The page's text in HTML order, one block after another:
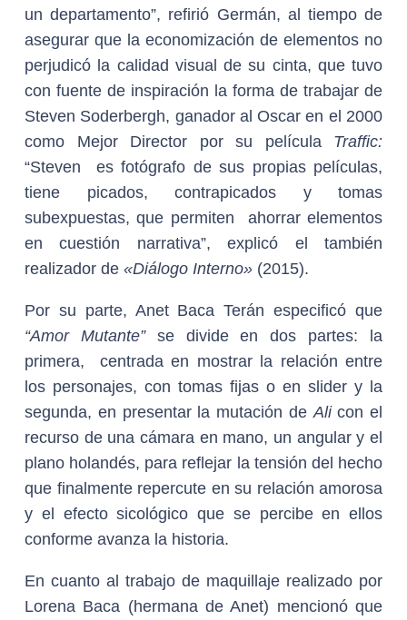
un departamento”, refirió Germán, al tiempo de
asegurar que la economización de elementos no
perjudicó la calidad visual de su cinta, que tuvo
con fuente de inspiración la forma de trabajar de
Steven Soderbergh, ganador al Oscar en el 2000
como Mejor Director por su película Traffic:
“Steven es fotógrafo de sus propias películas,
tiene picados, contrapicados y tomas
subexpuestas, que permiten ahorrar elementos
en cuestión narrativa”, explicó el también
realizador de «Diálogo Interno» (2015).
Por su parte, Anet Baca Terán especificó que
“Amor Mutante”se divide en dos partes: la
primera, centrada en mostrar la relación entre
los personajes, con tomas fijas o en slider y la
segunda, en presentar la mutación deAlicon el
recurso de una cámara en mano, un angular y el
plano holandés, para reflejar la tensión del hecho
que finalmente repercute en su relación amorosa
y el efecto sicológico que se percibe en ellos
conforme avanza la historia.
En cuanto al trabajo de maquillaje realizado por
Lorena Baca (hermana de Anet) mencionó que